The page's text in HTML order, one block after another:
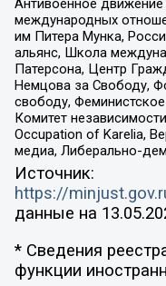
международных
им Питера Мунка,
альянс, Школа
Патерсона, Центр
Немцова за Свободу,
свободу,
Комитет
Occupation of Karelia,
медиа, Либерально-
Источник:
https://
данные на
* Сведения
функции